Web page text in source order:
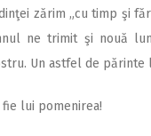
zărim „cu timp şi
ne trimit şi nouă
Un astfel de
lui pomenirea!